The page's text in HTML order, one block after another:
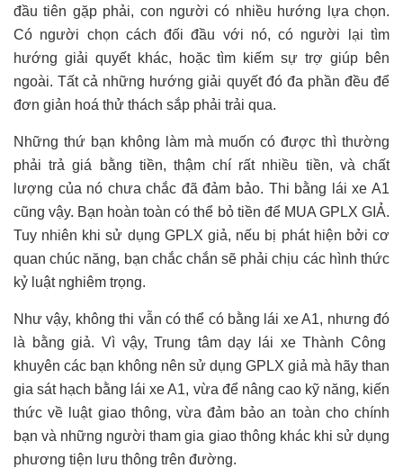
đầu tiên gặp phải, con người có nhiều hướng lựa chọn.
Có người chọn cách đối đầu với nó, có người lại tìm
hướng giải quyết khác, hoặc tìm kiếm sự trợ giúp bên
ngoài. Tất cả những hướng giải quyết đó đa phần đều để
đơn giản hoá thử thách sắp phải trải qua.
Những thứ bạn không làm mà muốn có được thì thường
phải trả giá bằng tiền, thậm chí rất nhiều tiền, và chất
lượng của nó chưa chắc đã đảm bảo. Thi bằng lái xe A1
cũng vậy. Bạn hoàn toàn có thể bỏ tiền để MUA GPLX GIẢ.
Tuy nhiên khi sử dụng GPLX giả, nếu bị phát hiện bởi cơ
quan chúc năng, bạn chắc chắn sẽ phải chịu các hình thức
kỷ luật nghiêm trọng.
Như vậy, không thi vẫn có thể có bằng lái xe A1, nhưng đó
là bằng giả. Vì vậy, Trung tâm dạy lái xe Thành Công
khuyên các bạn không nên sử dụng GPLX giả mà hãy than
gia sát hạch bằng lái xe A1, vừa để nâng cao kỹ năng, kiến
thức về luật giao thông, vừa đảm bảo an toàn cho chính
bạn và những người tham gia giao thông khác khi sử dụng
phương tiện lưu thông trên đường.